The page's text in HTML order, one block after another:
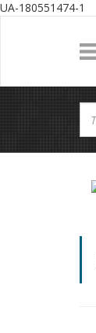
UA-180551474-1